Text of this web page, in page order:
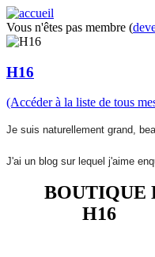
Vous n'êtes pas membre (
H16
(Accéder à la liste de tous
Je suis naturellement grand,
J'ai un blog sur lequel j'aime
BOUTIQUE
H16